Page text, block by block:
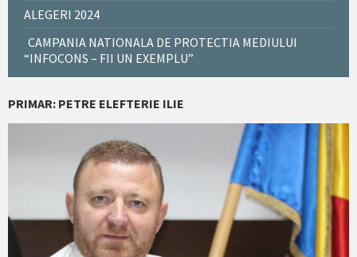
ALEGERI 2024
CAMPANIA NATIONALA DE PROTECTIA MEDIULUI
“INFOCONS – FII UN EXEMPLU”
PRIMAR: PETRE ELEFTERIE ILIE